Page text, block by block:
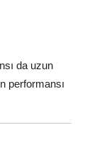
da uzun
performansı